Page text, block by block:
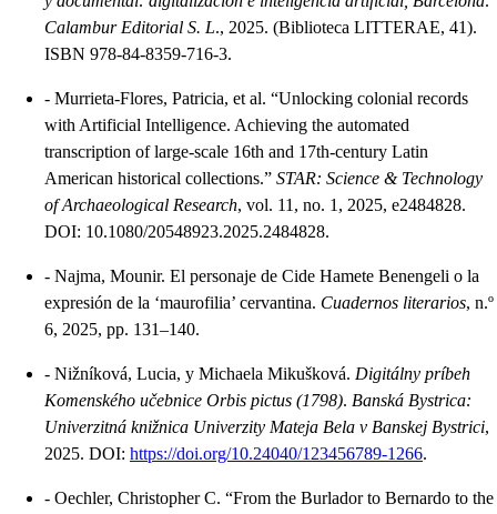
Calambur Editorial S. L., 2025. (Biblioteca LITTERAE, 41).
ISBN 978-84-8359-716-3.
- Murrieta-Flores, Patricia, et al. “Unlocking colonial records
with Artificial Intelligence. Achieving the automated
transcription of large-scale 16th and 17th-century Latin
American historical collections.” STAR: Science & Technology
of Archaeological Research, vol. 11, no. 1, 2025, e2484828.
DOI: 10.1080/20548923.2025.2484828.
- Najma, Mounir. El personaje de Cide Hamete Benengeli o la
expresión de la ‘maurofilia’ cervantina. Cuadernos literarios, n.º
6, 2025, pp. 131–140.
- Nižníková, Lucia, y Michaela Mikušková. Digitálny príbeh
Komenského učebnice Orbis pictus (1798). Banská Bystrica:
Univerzitná knižnica Univerzity Mateja Bela v Banskej Bystrici,
2025. DOI: https://doi.org/10.24040/123456789-1266.
- Oechler, Christopher C. “From the Burlador to Bernardo to the